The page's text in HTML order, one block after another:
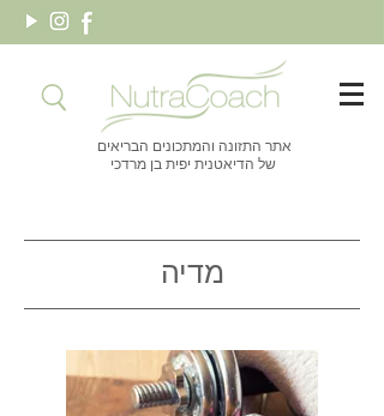
אתר התזונה והמתכונים הבריאים
של הדיאטנית יפית בן מרדכי
מדיה